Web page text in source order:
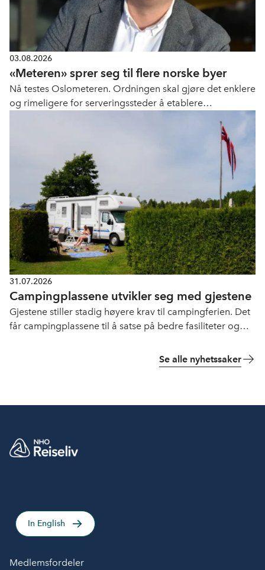
03.08.2026
«Meteren» sprer seg til flere norske byer
Nå testes Oslometeren. Ordningen skal gjøre det enklere
og rimeligere for serveringssteder å etablere
31.07.2026
Campingplassene utvikler seg med gjestene
Gjestene stiller stadig høyere krav til campingferien. Det
får campingplassene til å satse på bedre fasiliteter og
Se alle nyhetssaker
In English
Medlemsfordeler